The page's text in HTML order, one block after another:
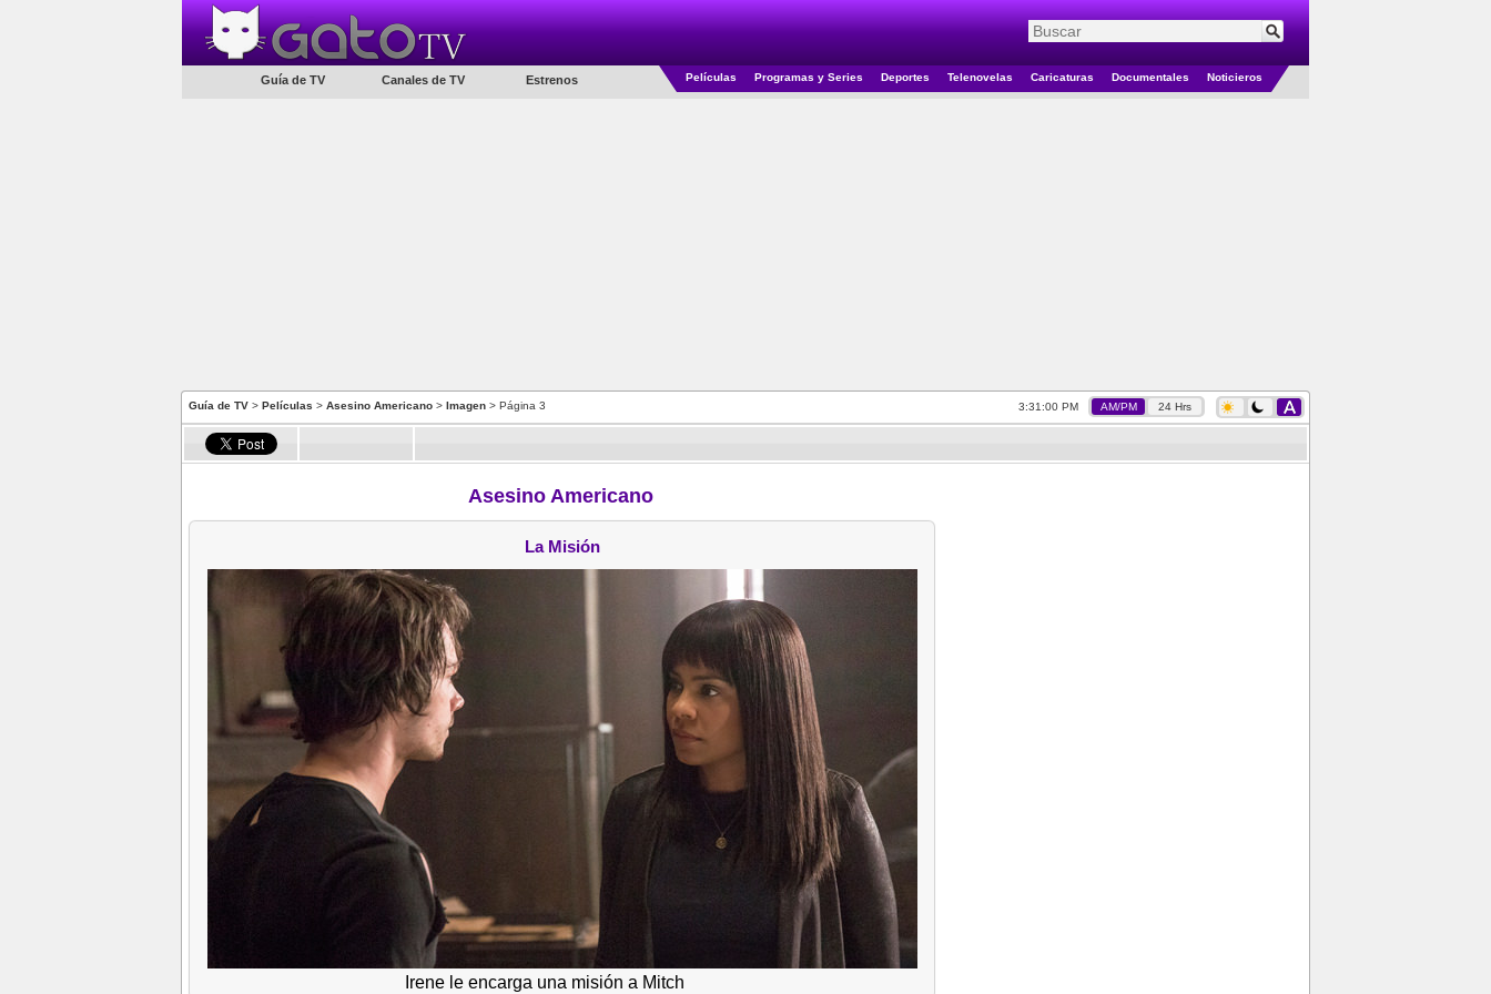
Guía de TV Canales de TV Estrenos Películas Programas y Series Deportes Telenovelas Caricaturas Documentales Noticieros
Guía de TV > Películas > Asesino Americano > Imagen > Página 3 3:31:00 PM AM/PM 24 Hrs
Asesino Americano
La Misión
Irene le encarga una misión a Mitch